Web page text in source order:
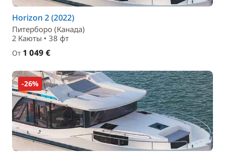
Horizon 2 (2022)
Питерборо (Канада)
2 Каюты • 38 фт
От 1 049 €
-26%